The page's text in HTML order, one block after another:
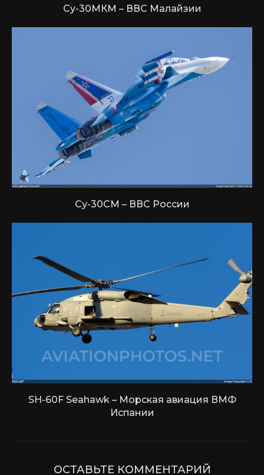
Су-30МКМ – ВВС Малайзии
Су-30СМ – ВВС России
SH-60F Seahawk – Морская авиация ВМФ
Испании
ОСТАВЬТЕ КОММЕНТАРИЙ